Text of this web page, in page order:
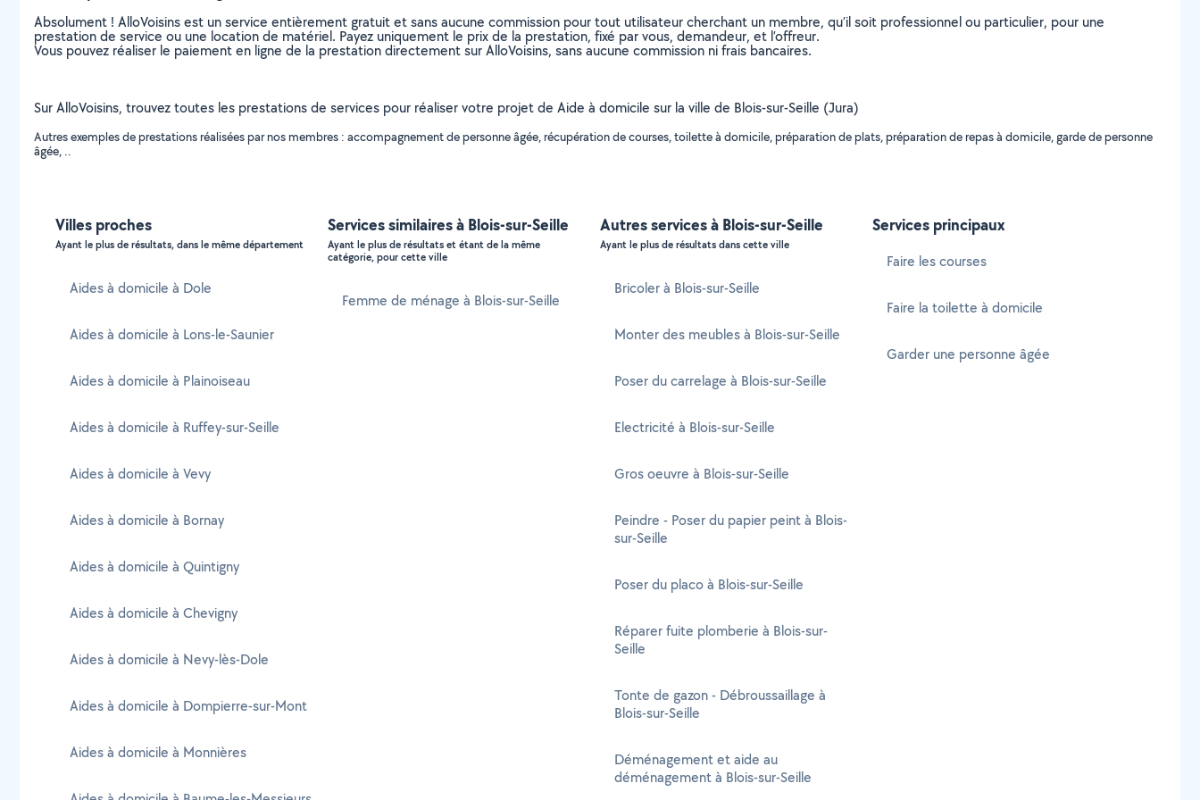
Absolument ! AlloVoisins est un service entièrement gratuit et sans aucune commission pour tout utilisateur cherchant un membre, qu’il soit professionnel ou particulier, pour une
prestation de service ou une location de matériel. Payez uniquement le prix de la prestation, fixé par vous, demandeur, et l’offreur.
Vous pouvez réaliser le paiement en ligne de la prestation directement sur AlloVoisins, sans aucune commission ni frais bancaires.
Sur AlloVoisins, trouvez toutes les prestations de services pour réaliser votre projet de Aide à domicile sur la ville de Blois-sur-Seille (Jura)
Autres exemples de prestations réalisées par nos membres : accompagnement de personne âgée, récupération de courses, toilette à domicile, préparation de plats, préparation de repas à domicile, garde de personne
âgée, ..
Villes proches
Ayant le plus de résultats, dans le même département
Aides à domicile à Dole
Aides à domicile à Lons-le-Saunier
Aides à domicile à Plainoiseau
Aides à domicile à Ruffey-sur-Seille
Aides à domicile à Vevy
Aides à domicile à Bornay
Aides à domicile à Quintigny
Aides à domicile à Chevigny
Aides à domicile à Nevy-lès-Dole
Aides à domicile à Dompierre-sur-Mont
Aides à domicile à Monnières
Services similaires à Blois-sur-Seille
Ayant le plus de résultats et étant de la même
catégorie, pour cette ville
Femme de ménage à Blois-sur-Seille
Autres services à Blois-sur-Seille
Ayant le plus de résultats dans cette ville
Bricoler à Blois-sur-Seille
Monter des meubles à Blois-sur-Seille
Poser du carrelage à Blois-sur-Seille
Electricité à Blois-sur-Seille
Gros oeuvre à Blois-sur-Seille
Peindre - Poser du papier peint à Blois-
sur-Seille
Poser du placo à Blois-sur-Seille
Réparer fuite plomberie à Blois-sur-
Seille
Tonte de gazon - Débroussaillage à
Blois-sur-Seille
Déménagement et aide au
déménagement à Blois-sur-Seille
Services principaux
Faire les courses
Faire la toilette à domicile
Garder une personne âgée